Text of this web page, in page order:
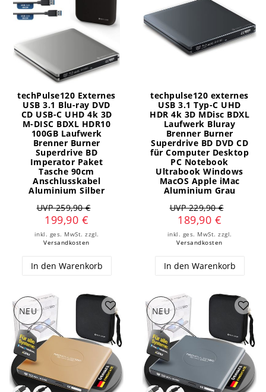
techPulse120 Externes
USB 3.1 Blu-ray DVD
CD USB-C UHD 4k 3D
M-DISC BDXL HDR10
100GB Laufwerk
Brenner Burner
Superdrive BD
Imperator Paket
Tasche 90cm
Anschlusskabel
Aluminium Silber
UVP 259,90 €
199,90 €
inkl. ges. MwSt. zzgl.
Versandkosten
In den Warenkorb
techpulse120 externes
USB 3.1 Typ-C UHD
HDR 4k 3D MDisc BDXL
Laufwerk Bluray
Brenner Burner
Superdrive BD DVD CD
für Computer Desktop
PC Notebook
Ultrabook Windows
MacOS Apple iMac
Aluminium Grau
UVP 229,90 €
189,90 €
inkl. ges. MwSt. zzgl.
Versandkosten
In den Warenkorb
NEU NEU